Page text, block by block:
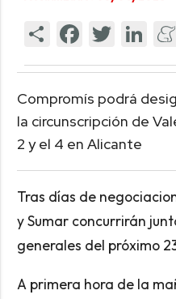
Compromís podrá
la circunscripción de
2 y el 4 en Alicante
Tras días de
y Sumar concurrirán
generales del próximo
A primera hora de la